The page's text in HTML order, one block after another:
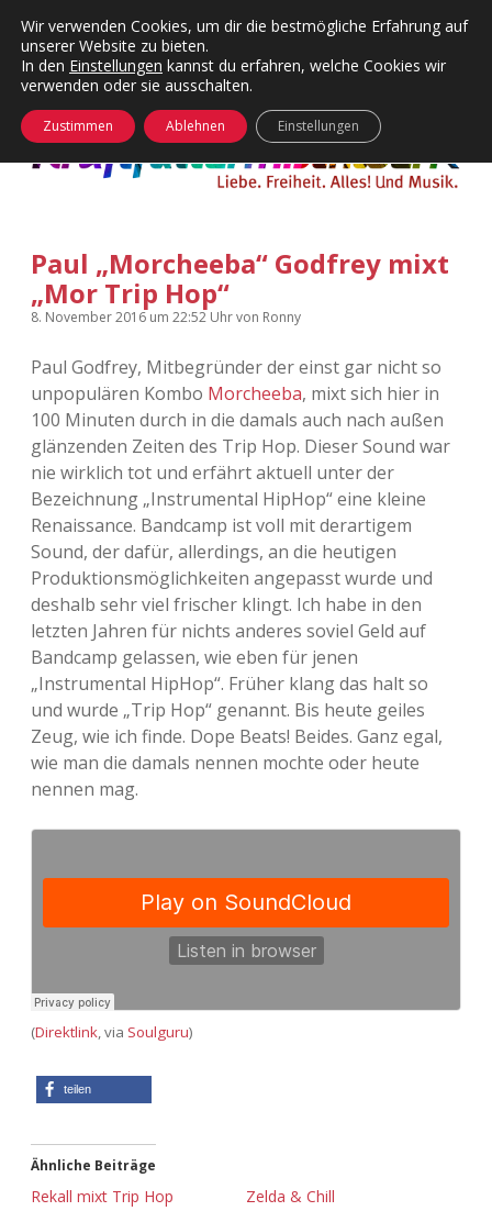
Kategorien
Menü
24 Hours Chilling
Die Wende
KFMW-Disco
kfmw.stuff
Kopfkinomusik
Nur mal so
Täglicher Sinnwahn
Visuelles
Wandnotizen
KFMW-Disco
Dates
Contact
Adventskalender
Adventskalender 2010
Adventskalender 2011
Adventskalender 2012
Adventskalender 2013
Adventskalender 2014
Adventskalender 2015
Adventskalender 2016
Adventskalender 2017
Adventskalender 2020
Adventskalender 2021
facebook
instagram
rss soundcloud
vimeoBluesky
öffnen
Paul „Morcheeba“ Godfrey mixt
„Mor Trip Hop“
8. November 2016 um 22:52 Uhrvon Ronny
Paul Godfrey, Mitbegründer der einst gar nicht so
unpopulären Kombo Morcheeba, mixt sich hier in
100 Minuten durch in die damals auch nach außen
glänzenden Zeiten des Trip Hop. Dieser Sound war
nie wirklich tot und erfährt aktuell unter der
Bezeichnung „Instrumental HipHop“ eine kleine
Renaissance. Bandcamp ist voll mit derartigem
Sound, der dafür, allerdings, an die heutigen
Produktionsmöglichkeiten angepasst wurde und
deshalb sehr viel frischer klingt. Ich habe in den
letzten Jahren für nichts anderes soviel Geld auf
Bandcamp gelassen, wie eben für jenen
„Instrumental HipHop“. Früher klang das halt so
und wurde „Trip Hop“ genannt. Bis heute geiles
Zeug, wie ich finde. Dope Beats! Beides. Ganz egal,
wie man die damals nennen mochte oder heute
nennen mag.
(Direktlink, via Soulguru)
teilen
Ähnliche Beiträge
Rekall mixt Trip Hop
Zelda & Chill
Wir verwenden Cookies, um dir die bestmögliche Erfahrung auf
unserer Website zu bieten.
In den Einstellungen kannst du erfahren, welche Cookies wir
verwenden oder sie ausschalten.
Zustimmen Ablehnen Einstellungen